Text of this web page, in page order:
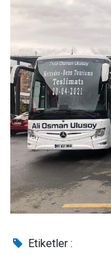
Etiketler :